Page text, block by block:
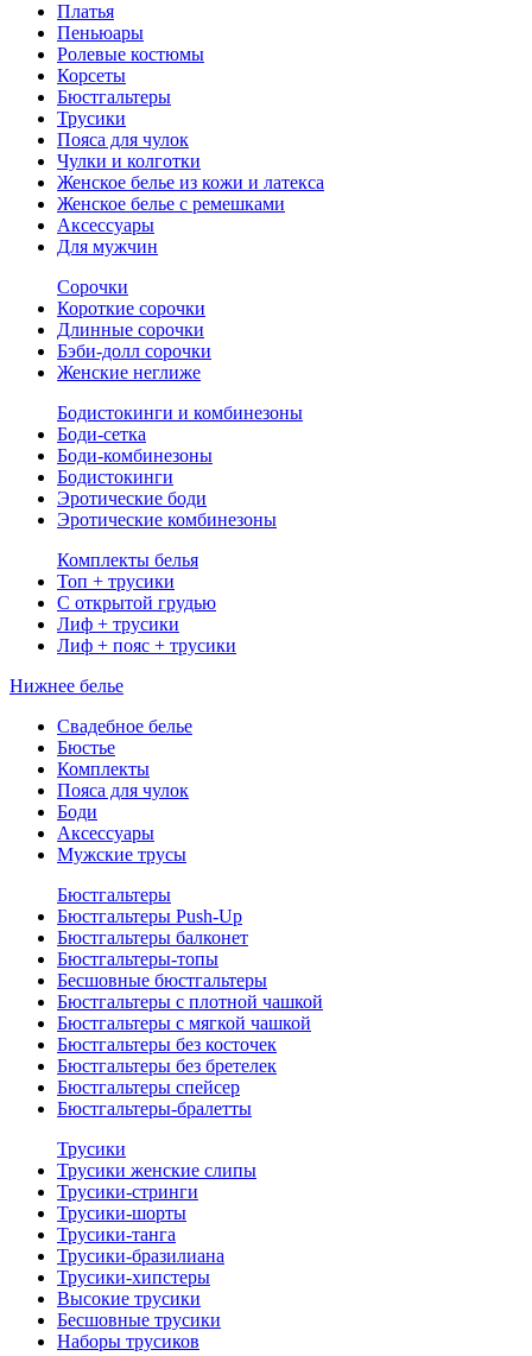
Платья
Пеньюары
Ролевые костюмы
Корсеты
Бюстгальтеры
Трусики
Пояса для чулок
Чулки и колготки
Женское белье из кожи и латекса
Женское белье с ремешками
Аксессуары
Для мужчин
Сорочки
Короткие сорочки
Длинные сорочки
Бэби-долл сорочки
Женские неглиже
Бодистокинги и комбинезоны
Боди-сетка
Боди-комбинезоны
Бодистокинги
Эротические боди
Эротические комбинезоны
Комплекты белья
Топ + трусики
С открытой грудью
Лиф + трусики
Лиф + пояс + трусики
Нижнее белье
Свадебное белье
Бюстье
Комплекты
Пояса для чулок
Боди
Аксессуары
Мужские трусы
Бюстгальтеры
Бюстгальтеры Push-Up
Бюстгальтеры балконет
Бюстгальтеры-топы
Бесшовные бюстгальтеры
Бюстгальтеры с плотной чашкой
Бюстгальтеры с мягкой чашкой
Бюстгальтеры без косточек
Бюстгальтеры без бретелек
Бюстгальтеры спейсер
Бюстгальтеры-бралетты
Трусики
Трусики женские слипы
Трусики-стринги
Трусики-шорты
Трусики-танга
Трусики-бразилиана
Трусики-хипстеры
Высокие трусики
Бесшовные трусики
Наборы трусиков